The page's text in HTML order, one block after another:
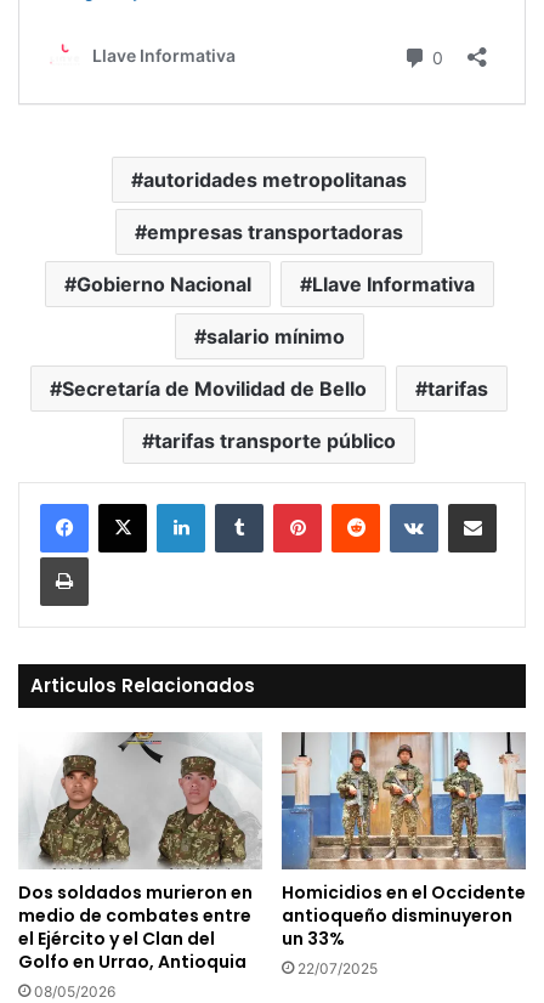
autoridades metropolitanas
empresas transportadoras
Gobierno Nacional Llave Informativa
salario mínimo
Secretaría de Movilidad de Bello tarifas
tarifas transporte público
LinkedInTumblr PinterestReddit VKontakteCompartir vía Mail
Print
Articulos Relacionados
Dos soldados murieron en
medio de combates entre
el Ejército y el Clan del
Golfo en Urrao, Antioquia
08/05/2026
Homicidios en el Occidente
antioqueño disminuyeron
un 33%
22/07/2025